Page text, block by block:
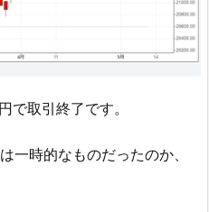
取引終了です。
一時的なものだったのか、